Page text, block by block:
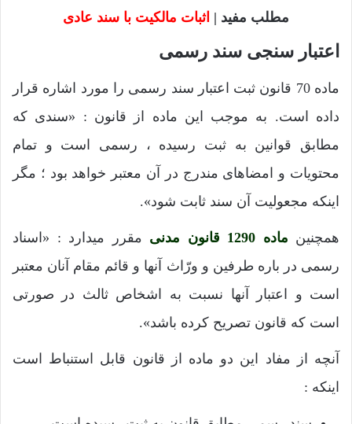
مطلب مفید | اثبات مالکیت با سند عادی
اعتبار سنجی سند رسمی
ماده 70 قانون ثبت اعتبار سند رسمی را مورد اشاره قرار
داده است. به موجب این ماده از قانون : «سندی که
مطابق قوانین به ثبت رسیده ، رسمی است و تمام
محتویات و امضاهای مندرج در آن معتبر خواهد بود ؛ مگر
اینکه مجعولیت آن سند ثابت شود».
همچنین ماده 1290 قانون مدنی
مقرر میدارد : «اسناد
رسمی در باره طرفین و ورّاث آنها و قائم مقام آنان معتبر
است و اعتبار آنها نسبت به اشخاص ثالث در صورتی
است که قانون تصریح کرده باشد».
آنچه از مفاد این دو ماده از قانون قابل استنباط است
اینکه :